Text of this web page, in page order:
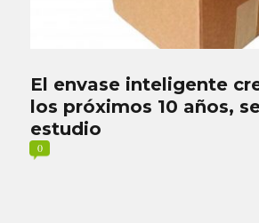
El envase inteligente
los próximos 10 años,
estudio
0